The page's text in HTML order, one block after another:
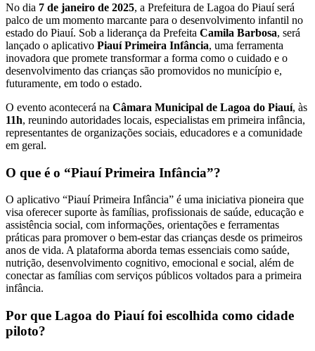
No dia 7 de janeiro de 2025, a Prefeitura de Lagoa do Piauí será
palco de um momento marcante para o desenvolvimento infantil no
estado do Piauí. Sob a liderança da Prefeita Camila Barbosa, será
lançado o aplicativo Piauí Primeira Infância, uma ferramenta
inovadora que promete transformar a forma como o cuidado e o
desenvolvimento das crianças são promovidos no município e,
futuramente, em todo o estado.
O evento acontecerá na Câmara Municipal de Lagoa do Piauí, às
11h, reunindo autoridades locais, especialistas em primeira infância,
representantes de organizações sociais, educadores e a comunidade
em geral.
O que é o “Piauí Primeira Infância”?
O aplicativo “Piauí Primeira Infância” é uma iniciativa pioneira que
visa oferecer suporte às famílias, profissionais de saúde, educação e
assistência social, com informações, orientações e ferramentas
práticas para promover o bem-estar das crianças desde os primeiros
anos de vida. A plataforma aborda temas essenciais como saúde,
nutrição, desenvolvimento cognitivo, emocional e social, além de
conectar as famílias com serviços públicos voltados para a primeira
infância.
Por que Lagoa do Piauí foi escolhida como cidade
piloto?